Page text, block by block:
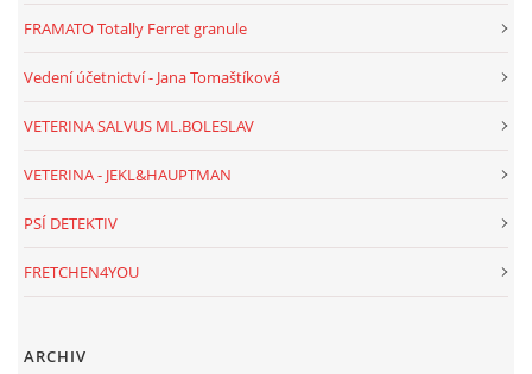
FRAMATO Totally Ferret granule
Vedení účetnictví - Jana Tomaštíková
VETERINA SALVUS ML.BOLESLAV
VETERINA - JEKL&HAUPTMAN
PSÍ DETEKTIV
FRETCHEN4YOU
ARCHIV